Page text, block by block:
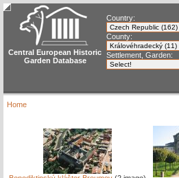
Central European Historic
Garden Database
Country:
County:
Settlement, Garden:
Home